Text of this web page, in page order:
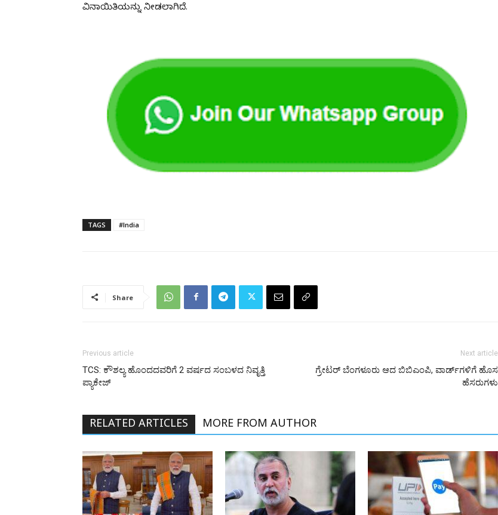
ವಿನಾಯಿತಿಯನ್ನು ನೀಡಲಾಗಿದೆ.
TAGS #India
Share
Previous article
TCS: ಕೌಶಲ್ಯ ಹೊಂದದವರಿಗೆ 2 ವರ್ಷದ ಸಂಬಳದ ನಿವೃತ್ತಿ
ಪ್ಯಾಕೇಜ್
Next article
ಗ್ರೇಟರ್ ಬೆಂಗಳೂರು ಆದ ಬಿಬಿಎಂಪಿ, ವಾರ್ಡ್‌ಗಳಿಗೆ ಹೊಸ
ಹೆಸರುಗಳು
RELATED ARTICLES MORE FROM AUTHOR